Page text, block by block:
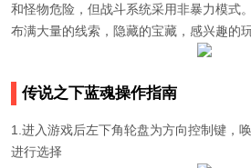
和怪物危险，但战斗系统采用非暴力模式
布满大量的线索，隐藏的宝藏，感兴趣的
传说之下蓝魂操作指南
1.进入游戏后左下角轮盘为方向控制键，
进行选择